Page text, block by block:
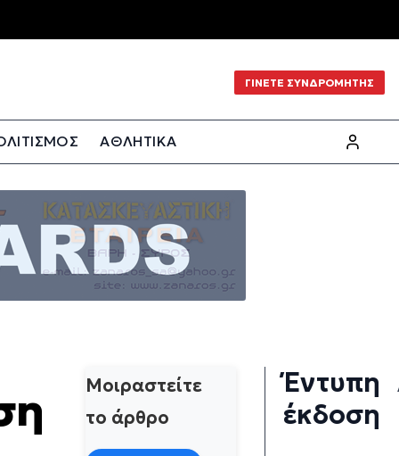
ΓΙΝΕΤΕ ΣΥΝΔΡΟΜΗΤΗΣ
ΑΘΛΗΤΙΚΑ
Μοιραστείτε
το άρθρο
Έντυπη
έκδοση